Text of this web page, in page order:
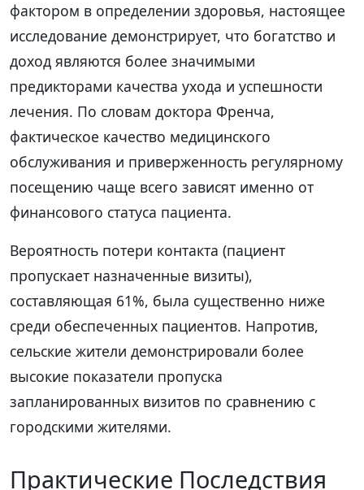
фактором в определении здоровья, настоящее
исследование демонстрирует, что богатство и
доход являются более значимыми
предикторами качества ухода и успешности
лечения. По словам доктора Френча,
фактическое качество медицинского
обслуживания и приверженность регулярному
посещению чаще всего зависят именно от
финансового статуса пациента.
Вероятность потери контакта (пациент
пропускает назначенные визиты),
составляющая 61%, была существенно ниже
среди обеспеченных пациентов. Напротив,
сельские жители демонстрировали более
высокие показатели пропуска
запланированных визитов по сравнению с
городскими жителями.
Практические Последствия